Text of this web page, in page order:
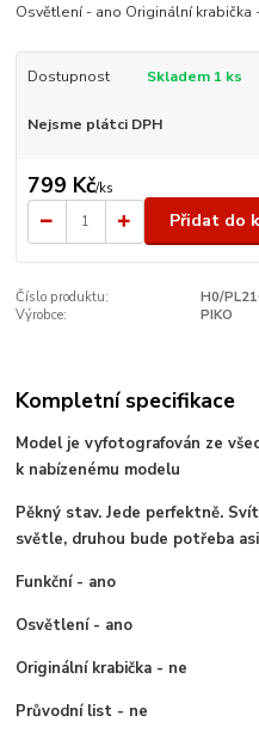
Osvětlení - ano Originální
Dostupnost Skladem 1 ks
Nejsme plátci DPH
799 Kč/ks
Přidat do
Číslo produktu:
H0/
Výrobce:
PIKO
Kompletní specifikace
Model je vyfotografován ze
k nabízenému modelu
Pěkný stav. Jede perfektně.
světle, druhou bude potřeba
Funkční - ano
Osvětlení - ano
Originální krabička - ne
Průvodní list - ne